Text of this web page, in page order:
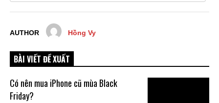
AUTHOR Hồng Vy
BÀI VIẾT ĐỀ XUẤT
Có nên mua iPhone cũ mùa Black
Friday?